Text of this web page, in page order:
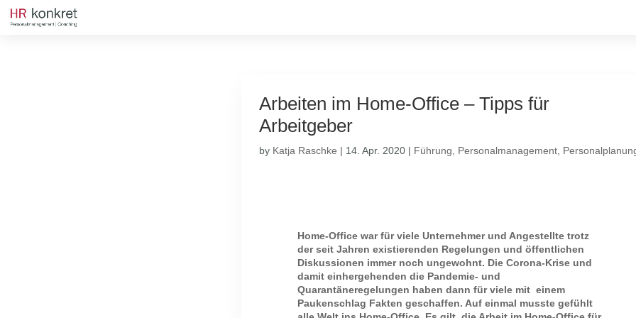
Arbeiten im Home-Office – Tipps für
Arbeitgeber
by Katja Raschke | 14. Apr. 2020 | Führung Personalmanagement
Home-Office war für viele Unternehmer und Angestellte trotz
der seit Jahren existierenden Regelungen und öffentlichen
Diskussionen immer noch ungewohnt. Die Corona-Krise und
damit einhergehenden die Pandemie- und
Quarantäneregelungen haben dann für viele mit einem
Paukenschlag Fakten geschaffen. Auf einmal musste gefühlt